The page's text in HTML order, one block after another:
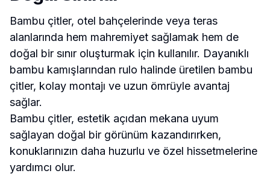
Bambu çitler, otel bahçelerinde veya teras
alanlarında hem mahremiyet sağlamak hem de
doğal bir sınır oluşturmak için kullanılır. Dayanıklı
bambu kamışlarından rulo halinde üretilen bambu
çitler, kolay montajı ve uzun ömrüyle avantaj
sağlar.
Bambu çitler, estetik açıdan mekana uyum
sağlayan doğal bir görünüm kazandırırken,
konuklarınızın daha huzurlu ve özel hissetmelerine
yardımcı olur.